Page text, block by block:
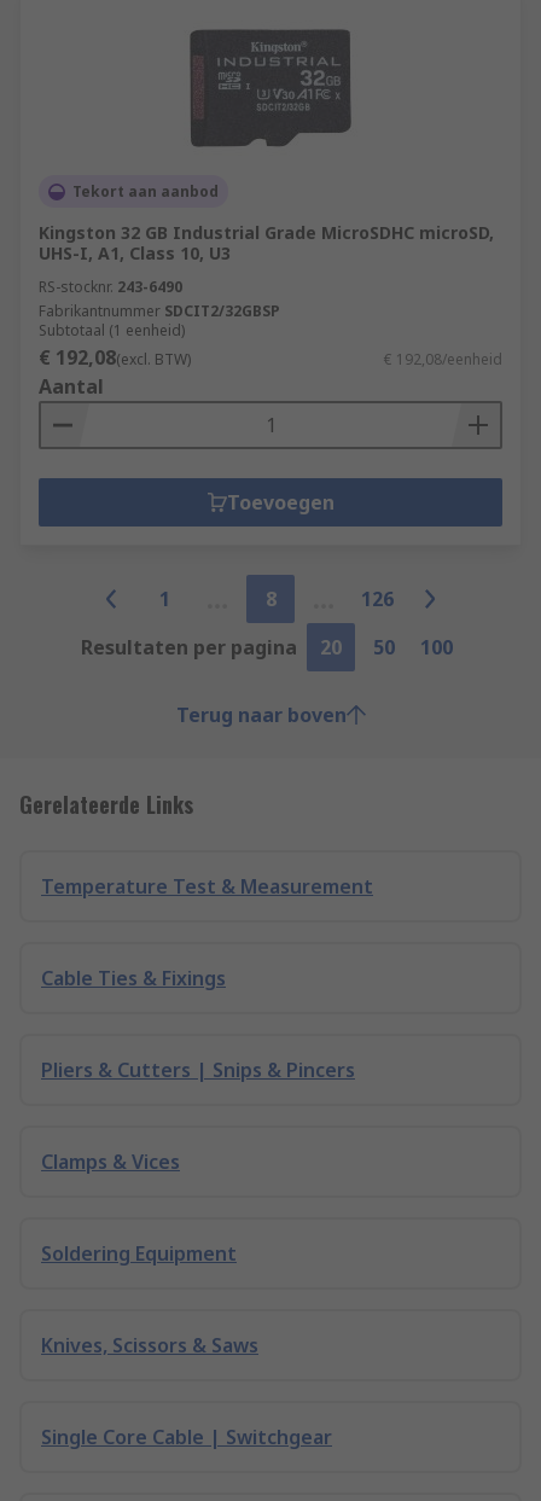
Tekort aan aanbod
Kingston 32 GB Industrial Grade MicroSDHC microSD,
UHS-I, A1, Class 10, U3
RS-stocknr. 243-6490
Fabrikantnummer SDCIT2/32GBSP
Subtotaal (1 eenheid)
€ 192,08(excl. BTW) € 192,08/eenheid
Aantal
Toevoegen
1 8
126
Resultaten per pagina
20 50 100
Terug naar boven
Gerelateerde Links
Temperature Test & Measurement
Cable Ties & Fixings
Pliers & Cutters | Snips & Pincers
Clamps & Vices
Soldering Equipment
Knives, Scissors & Saws
Single Core Cable | Switchgear